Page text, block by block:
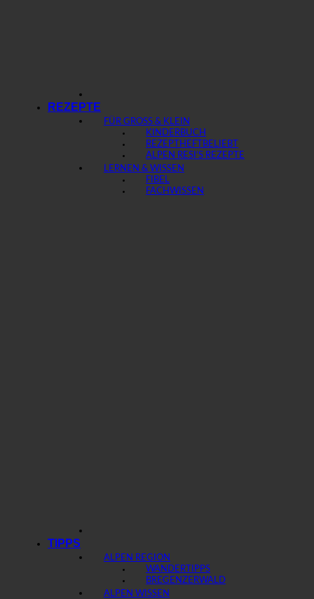
REZEPTE
FÜR GROSS & KLEIN
KINDERBUCH
REZEPTHEFT
ALPEN RESI’S REZEPTE
LERNEN & WISSEN
FIBEL
FACHWISSEN
TIPPS
ALPEN REGION
WANDERTIPPS
BREGENZERWALD
ALPEN WISSEN